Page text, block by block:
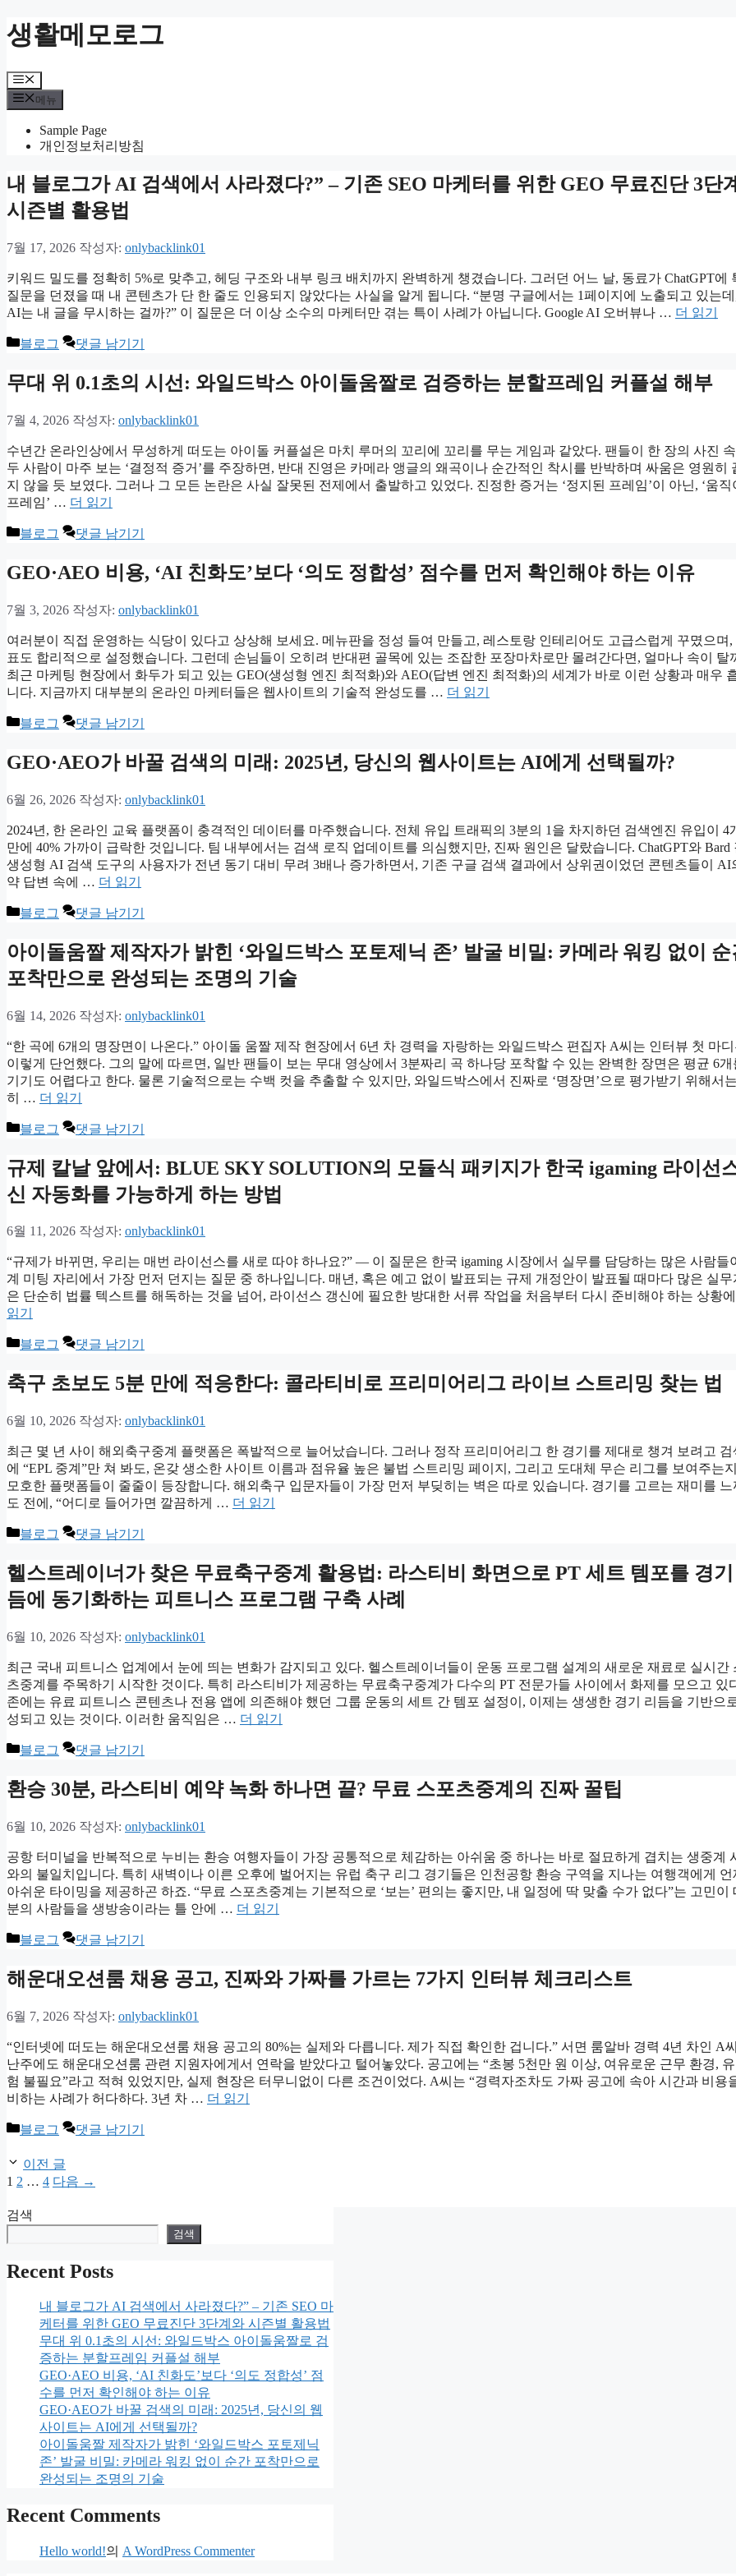
컨
텐
로
건
너
생활메모로그
메
뉴
메뉴
Sample Page
개인정보처리방침
내 블로그가 AI 검색에서 사라졌다?” – 기존 SEO 마케터를 위한 GEO 무료진단 3단
시즌별 활용법
7월 17, 2026 작성자: onlybacklink01
키워드 밀도를 정확히 5%로 맞추고, 헤딩 구조와 내부 링크 배치까지 완벽하게 챙겼습니다. 그러던 어느 날, 동료가 ChatGPT에
질문을 던졌을 때 내 콘텐츠가 단 한 줄도 인용되지 않았다는 사실을 알게 됩니다. “분명 구글에서는 1페이지에 노출되고 있는데
AI는 내 글을 무시하는 걸까?” 이 질문은 더 이상 소수의 마케터만 겪는 특이 사례가 아닙니다. Google AI 오버뷰나 … 더 읽기
카
고
블로그 댓글 남기기
무대 위 0.1초의 시선: 와일드박스 아이돌움짤로 검증하는 분할프레임 커플설 해부
7월 4, 2026 작성자: onlybacklink01
수년간 온라인상에서 무성하게 떠도는 아이돌 커플설은 마치 루머의 꼬리에 꼬리를 무는 게임과 같았다. 팬들이 한 장의 사진
두 사람이 마주 보는 ‘결정적 증거’를 주장하면, 반대 진영은 카메라 앵글의 왜곡이나 순간적인 착시를 반박하며 싸움은 영원히
지 않을 듯 보였다. 그러나 그 모든 논란은 사실 잘못된 전제에서 출발하고 있었다. 진정한 증거는 ‘정지된 프레임’이 아닌, ‘움직
프레임’ … 더 읽기
카
고
리
블로그 댓글 남기기
GEO·AEO 비용, ‘AI 친화도’보다 ‘의도 정합성’ 점수를 먼저 확인해야 하는 이유
7월 3, 2026 작성자: onlybacklink01
여러분이 직접 운영하는 식당이 있다고 상상해 보세요. 메뉴판을 정성 들여 만들고, 레스토랑 인테리어도 고급스럽게 꾸몄으며,
표도 합리적으로 설정했습니다. 그런데 손님들이 오히려 반대편 골목에 있는 조잡한 포장마차로만 몰려간다면, 얼마나 속이 탈
최근 마케팅 현장에서 화두가 되고 있는 GEO(생성형 엔진 최적화)와 AEO(답변 엔진 최적화)의 세계가 바로 이런 상황과 매우
니다. 지금까지 대부분의 온라인 마케터들은 웹사이트의 기술적 완성도를 … 더 읽기
카
고
리
블로그 댓글 남기기
GEO·AEO가 바꿀 검색의 미래: 2025년, 당신의 웹사이트는 AI에게 선택될까?
6월 26, 2026 작성자: onlybacklink01
2024년, 한 온라인 교육 플랫폼이 충격적인 데이터를 마주했습니다. 전체 유입 트래픽의 3분의 1을 차지하던 검색엔진 유입이 4
만에 40% 가까이 급락한 것입니다. 팀 내부에서는 검색 로직 업데이트를 의심했지만, 진짜 원인은 달랐습니다. ChatGPT와 Bard
생성형 AI 검색 도구의 사용자가 전년 동기 대비 무려 3배나 증가하면서, 기존 구글 검색 결과에서 상위권이었던 콘텐츠들이 AI
약 답변 속에 … 더 읽기
카
고
리
블로그 댓글 남기기
아이돌움짤 제작자가 밝힌 ‘와일드박스 포토제닉 존’ 발굴 비밀: 카메라 워킹 없이 순
포착만으로 완성되는 조명의 기술
6월 14, 2026 작성자: onlybacklink01
“한 곡에 6개의 명장면이 나온다.” 아이돌 움짤 제작 현장에서 6년 차 경력을 자랑하는 와일드박스 편집자 A씨는 인터뷰 첫 마디
이렇게 단언했다. 그의 말에 따르면, 일반 팬들이 보는 무대 영상에서 3분짜리 곡 하나당 포착할 수 있는 완벽한 장면은 평균 6개
기기도 어렵다고 한다. 물론 기술적으로는 수백 컷을 추출할 수 있지만, 와일드박스에서 진짜로 ‘명장면’으로 평가받기 위해서
히 … 더 읽기
카
고
리
블로그 댓글 남기기
규제 칼날 앞에서: BLUE SKY SOLUTION의 모듈식 패키지가 한국 igaming 라이선
신 자동화를 가능하게 하는 방법
6월 11, 2026 작성자: onlybacklink01
“규제가 바뀌면, 우리는 매번 라이선스를 새로 따야 하나요?” — 이 질문은 한국 igaming 시장에서 실무를 담당하는 많은 사람들
계 미팅 자리에서 가장 먼저 던지는 질문 중 하나입니다. 매년, 혹은 예고 없이 발표되는 규제 개정안이 발표될 때마다 많은 실무
은 단순히 법률 텍스트를 해독하는 것을 넘어, 라이선스 갱신에 필요한 방대한 서류 작업을 처음부터 다시 준비해야 하는 상황
읽기
카
고
리
블로그 댓글 남기기
축구 초보도 5분 만에 적응한다: 콜라티비로 프리미어리그 라이브 스트리밍 찾는 법
6월 10, 2026 작성자: onlybacklink01
최근 몇 년 사이 해외축구중계 플랫폼은 폭발적으로 늘어났습니다. 그러나 정작 프리미어리그 한 경기를 제대로 챙겨 보려고 검
에 “EPL 중계”만 쳐 봐도, 온갖 생소한 사이트 이름과 점유율 높은 불법 스트리밍 페이지, 그리고 도대체 무슨 리그를 보여주는
모호한 플랫폼들이 줄줄이 등장합니다. 해외축구 입문자들이 가장 먼저 부딪히는 벽은 따로 있습니다. 경기를 고르는 재미를 느
도 전에, “어디로 들어가면 깔끔하게 … 더 읽기
카
고
리
블로그 댓글 남기기
헬스트레이너가 찾은 무료축구중계 활용법: 라스티비 화면으로 PT 세트 템포를 경기
듬에 동기화하는 피트니스 프로그램 구축 사례
6월 10, 2026 작성자: onlybacklink01
최근 국내 피트니스 업계에서 눈에 띄는 변화가 감지되고 있다. 헬스트레이너들이 운동 프로그램 설계의 새로운 재료로 실시간
츠중계를 주목하기 시작한 것이다. 특히 라스티비가 제공하는 무료축구중계가 다수의 PT 전문가들 사이에서 화제를 모으고 있
존에는 유료 피트니스 콘텐츠나 전용 앱에 의존해야 했던 그룹 운동의 세트 간 템포 설정이, 이제는 생생한 경기 리듬을 기반으
성되고 있는 것이다. 이러한 움직임은 … 더 읽기
카
고
리
블로그 댓글 남기기
환승 30분, 라스티비 예약 녹화 하나면 끝? 무료 스포츠중계의 진짜 꿀팁
6월 10, 2026 작성자: onlybacklink01
공항 터미널을 반복적으로 누비는 환승 여행자들이 가장 공통적으로 체감하는 아쉬움 중 하나는 바로 절묘하게 겹치는 생중계
와의 불일치입니다. 특히 새벽이나 이른 오후에 벌어지는 유럽 축구 리그 경기들은 인천공항 환승 구역을 지나는 여행객에게 언
아쉬운 타이밍을 제공하곤 하죠. “무료 스포츠중계는 기본적으로 ‘보는’ 편의는 좋지만, 내 일정에 딱 맞출 수가 없다”는 고민이
분의 사람들을 생방송이라는 틀 안에 … 더 읽기
카
고
리
블로그 댓글 남기기
해운대오션룸 채용 공고, 진짜와 가짜를 가르는 7가지 인터뷰 체크리스트
6월 7, 2026 작성자: onlybacklink01
“인터넷에 떠도는 해운대오션룸 채용 공고의 80%는 실제와 다릅니다. 제가 직접 확인한 겁니다.” 서면 룸알바 경력 4년 차인 A
난주에도 해운대오션룸 관련 지원자에게서 연락을 받았다고 털어놓았다. 공고에는 “초봉 5천만 원 이상, 여유로운 근무 환경,
험 불필요”라고 적혀 있었지만, 실제 현장은 터무니없이 다른 조건이었다. A씨는 “경력자조차도 가짜 공고에 속아 시간과 비용
비하는 사례가 허다하다. 3년 차 … 더 읽기
카
고
리
블로그 댓글 남기기
이전 글
페
지
1 페
지
2 … 페
4 다음 →
검색
검색
Recent Posts
내 블로그가 AI 검색에서 사라졌다?” – 기존 SEO 마
케터를 위한 GEO 무료진단 3단계와 시즌별 활용법
무대 위 0.1초의 시선: 와일드박스 아이돌움짤로 검
증하는 분할프레임 커플설 해부
GEO·AEO 비용, ‘AI 친화도’보다 ‘의도 정합성’ 점
수를 먼저 확인해야 하는 이유
GEO·AEO가 바꿀 검색의 미래: 2025년, 당신의 웹
사이트는 AI에게 선택될까?
아이돌움짤 제작자가 밝힌 ‘와일드박스 포토제닉
존’ 발굴 비밀: 카메라 워킹 없이 순간 포착만으로
완성되는 조명의 기술
Recent Comments
Hello world!의 A WordPress Commenter